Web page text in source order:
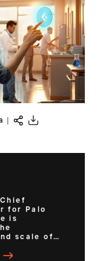
for Palo
scale of
to-market
Palo